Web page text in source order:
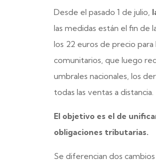
Desde el pasado 1 de julio,
las medidas están el fin de
los 22 euros de precio
comunitarios, que luego
umbrales nacionales, los
todas las ventas a distancia.
El objetivo es el de
obligaciones tributarias.
Se diferencian dos